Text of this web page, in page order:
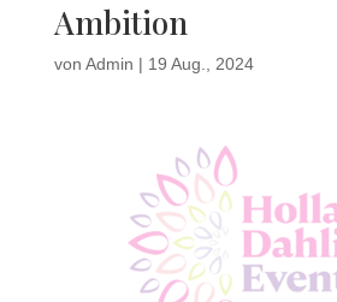
Ambition
von Admin | 19 Aug., 2024